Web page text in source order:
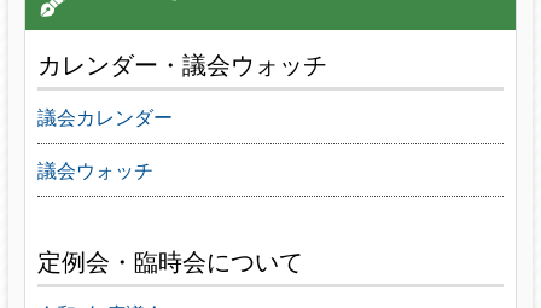
カレンダー・議会ウォッチ
議会カレンダー
議会ウォッチ
定例会・臨時会について